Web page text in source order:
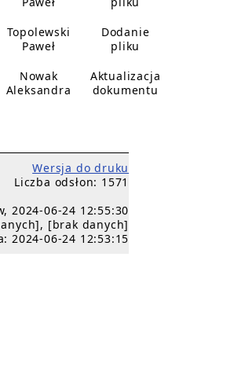
Topolewski
Paweł
Dodanie
pliku
Nowak
Aleksandra
Aktualizacja
dokumentu
Wersja do druku
Liczba odsłon: 1571
2024-06-24 12:55:30
[brak danych]
2024-06-24 12:53:15